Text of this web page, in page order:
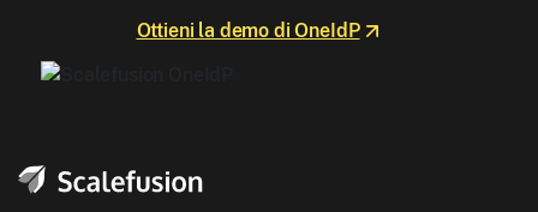
Ottieni la demo di OneIdP